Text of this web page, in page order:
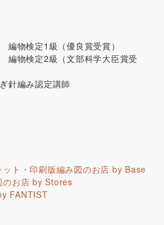
物検定1級（優良賞受賞）
物検定2級（文部科学大臣賞受
針編み認定講師
ト・印刷版編み図のお店 by Base
のお店 by Stores
FANTIST